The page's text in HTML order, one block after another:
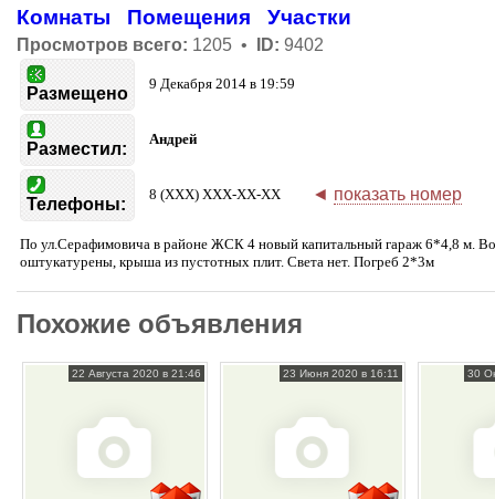
Комнаты
Помещения Участки
Просмотров всего: 1205 • ID: 9402
Размещено
9 Декабря 2014 в 19:59
Разместил:
Андрей
Телефоны:
8 (XXX) XXX-XX-XX ◄ показать номер
По ул.Серафимовича в районе ЖСК 4 новый капитальный гараж 6*4,8 м.
оштукатурены, крыша из пустотных плит. Света нет. Погреб 2*3м
Похожие объявления
22 Августа 2020 в 21:46 23 Июня 2020 в 16:11 30